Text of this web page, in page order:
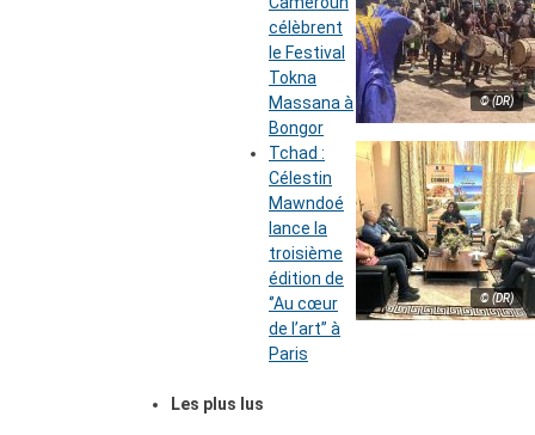
© (DR)
célèbrent
le Festival
Tokna
Massana à
Bongor
© (DR)
Tchad :
Célestin
Mawndoé
lance la
troisième
édition de
‘’Au cœur
de l’art’’ à
Paris
Les plus lus